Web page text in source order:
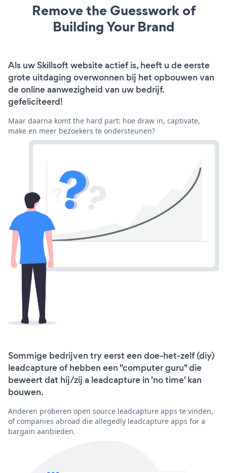
Remove the Guesswork of
Building Your Brand
Als uw Skillsoft website actief is, heeft u de eerste
grote uitdaging overwonnen bij het opbouwen van
de online aanwezigheid van uw bedrijf.
gefeliciteerd!
Maar daarna komt the hard part: hoe draw in, captivate,
make en meer bezoekers te ondersteunen?
Sommige bedrijven try eerst een doe-het-zelf (diy)
leadcapture of hebben een "computer guru" die
beweert dat hij/zij a leadcapture in 'no time' kan
bouwen.
Anderen proberen open source leadcapture apps te vinden,
of companies abroad die allegedly leadcapture apps for a
bargain aanbieden.